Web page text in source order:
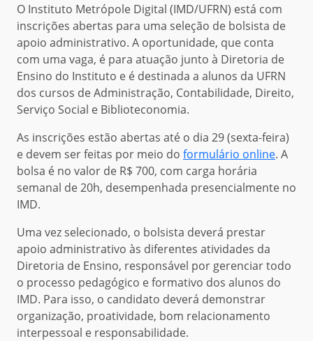
O Instituto Metrópole Digital (IMD/UFRN) está com
inscrições abertas para uma seleção de bolsista de
apoio administrativo. A oportunidade, que conta
com uma vaga, é para atuação junto à Diretoria de
Ensino do Instituto e é destinada a alunos da UFRN
dos cursos de Administração, Contabilidade, Direito,
Serviço Social e Biblioteconomia.
As inscrições estão abertas até o dia 29 (sexta-feira)
e devem ser feitas por meio do formulário online. A
bolsa é no valor de R$ 700, com carga horária
semanal de 20h, desempenhada presencialmente no
IMD.
Uma vez selecionado, o bolsista deverá prestar
apoio administrativo às diferentes atividades da
Diretoria de Ensino, responsável por gerenciar todo
o processo pedagógico e formativo dos alunos do
IMD. Para isso, o candidato deverá demonstrar
organização, proatividade, bom relacionamento
interpessoal e responsabilidade.